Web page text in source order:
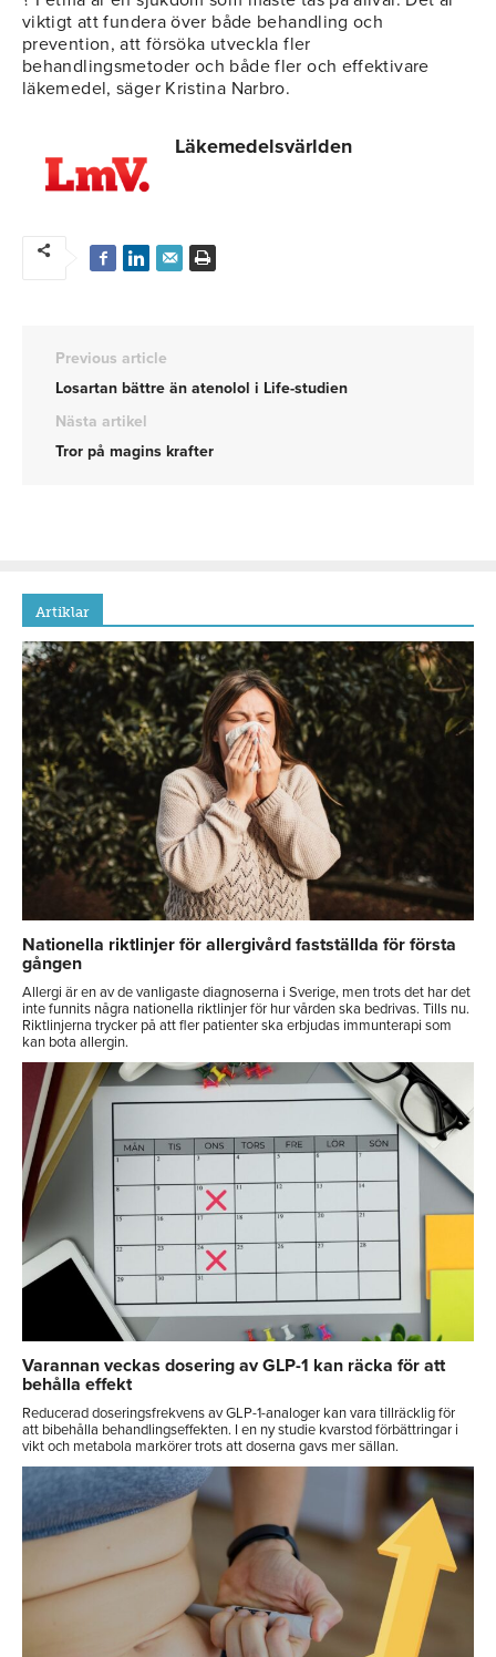
viktigt att fundera över både behandling och
prevention, att försöka utveckla fler
behandlingsmetoder och både fler och effektivare
läkemedel, säger Kristina Narbro.
Läkemedelsvärlden
Previous article
Losartan bättre än atenolol i Life-studien
Nästa artikel
Tror på magins krafter
Artiklar
Nationella riktlinjer för allergivård fastställda för första
gången
Allergi är en av de vanligaste diagnoserna i Sverige, men trots det har det
inte funnits några nationella riktlinjer för hur vården ska bedrivas. Tills nu.
Riktlinjerna trycker på att fler patienter ska erbjudas immunterapi som
kan bota allergin.
Varannan veckas dosering av GLP-1 kan räcka för att
behålla effekt
Reducerad doseringsfrekvens av GLP-1-analoger kan vara tillräcklig för
att bibehålla behandlingseffekten. I en ny studie kvarstod förbättringar i
vikt och metabola markörer trots att doserna gavs mer sällan.